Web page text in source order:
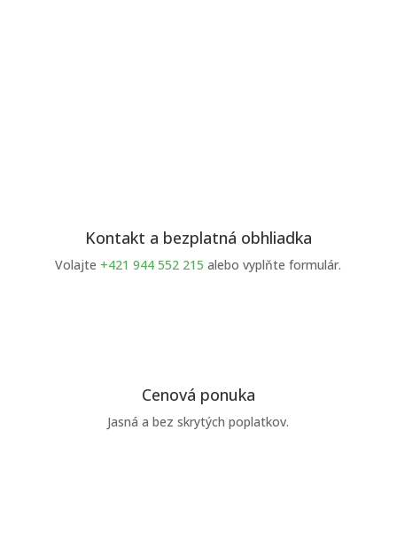
Kontakt a bezplatná obhliadka
Volajte +421 944 552 215 alebo vyplňte formulár.
Cenová ponuka
Jasná a bez skrytých poplatkov.